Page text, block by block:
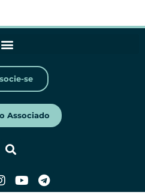
se
Associado